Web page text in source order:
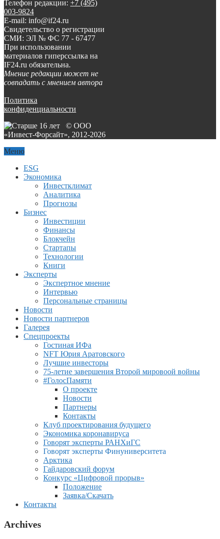
Телефон редакции: +7 (495)
003-9824
E-mail: info@if24.ru
Свидетельство о регистрации
СМИ: ЭЛ № ФС 77 - 67477
При использовании
материалов гиперссылка на
IF24.ru обязательна.
Мнение редакции может не
совпадать с мнением автора
Политика
конфиденциальности
© ООО
«Инвест-Форсайт», 2012-2026
Меню
ESG
Экономика
Инвестклимат
Аналитика
Прогнозы
Бизнес
Инвестиции
Финансы
Блокчейн
Стартапы
Технологии
Книги
Эксперты
Экспертное мнение
Интервью
Персональные страницы
Новости
Новости партнеров
Галерея
Спецпроекты
Гостиная ИФа
NFT Юрия Аратовского
Лучшие инвесторы
75-летие завершения Второй мировоой войны
#ГолосПамяти
О проекте
Новости
Партнеры
Контакты
Клуб проектирования будущего
Экономика коронавируса
Говорят эксперты РАНХиГС
Говорят эксперты Финуниверситета
Арктика
Гайдаровский форум
Конкурс «Цифровой прорыв»
Положение
Заявка/Скачать
Контакты
Archives